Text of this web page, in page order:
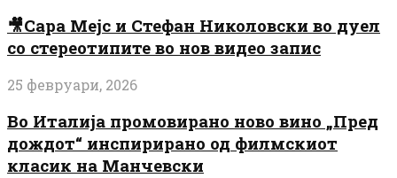
🎥Сара Мејс и Стефан Николовски во дуел
со стереотипите во нов видео запис
25 февруари, 2026
Во Италија промовирано ново вино „Пред
дождот“ инспирирано од филмскиот
класик на Манчевски